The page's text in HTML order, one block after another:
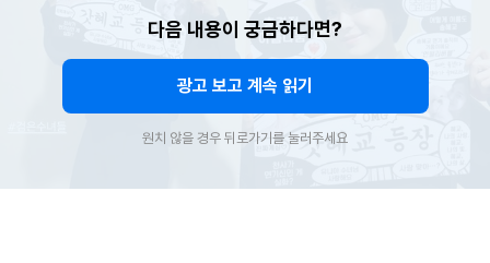
다음 내용이 궁금하다면?
광고 보고 계속 읽기
원치 않을 경우 뒤로가기를 눌러주세요